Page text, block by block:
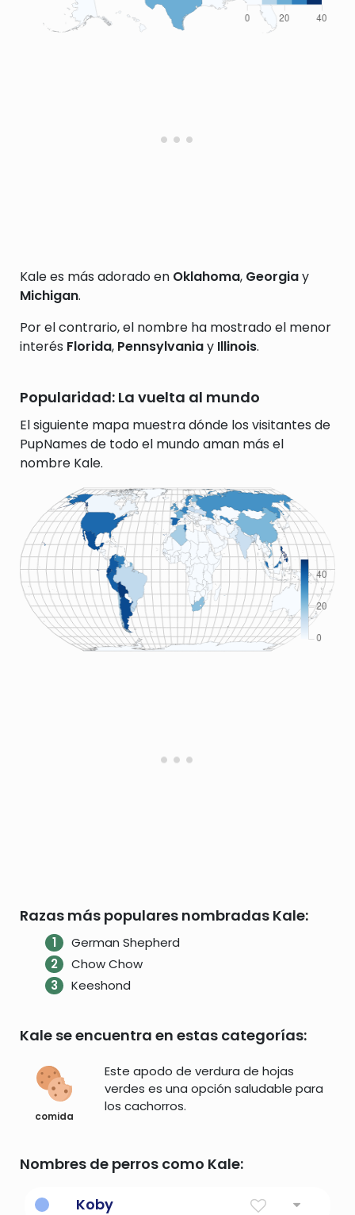
Kale es más adorado en Oklahoma, Georgiay
Michigan.
Por el contrario, el nombre ha mostrado el menor
interés Florida, Pennsylvaniay Illinois.
Popularidad: La vuelta al mundo
El siguiente mapa muestra dónde los visitantes de
PupNames de todo el mundo aman más el
nombre Kale.
Razas más populares nombradas Kale:
German Shepherd
Chow Chow
Keeshond
Kale se encuentra en estas categorías:
comida
Este apodo de verdura de hojas
verdes es una opción saludable para
los cachorros.
Nombres de perros como Kale:
Koby